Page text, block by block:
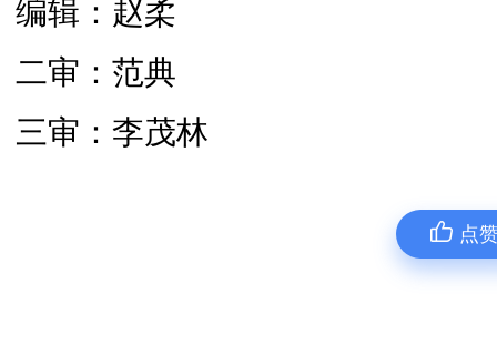
编辑：赵柔
二审：范典
三审：李茂林
点